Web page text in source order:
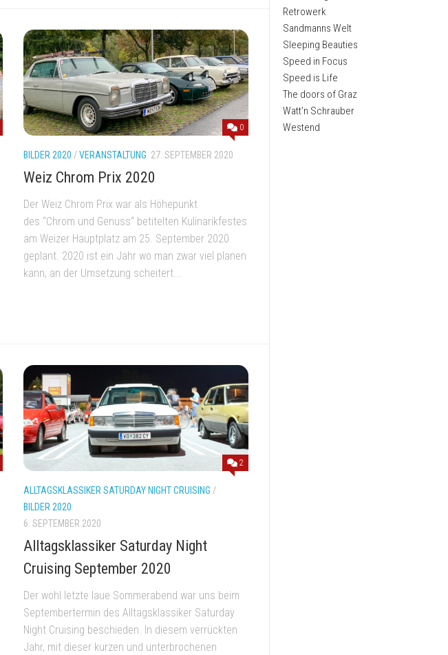
0
BILDER 2020 /VERANSTALTUNG 27. SEPTEMBER 2020
Weiz Chrom Prix 2020
Der Weiz Chrom Prix war als Höhepunkt
des “Chrom und Genuss“ betitelten Kulinarikfestes
am Weizer Hauptplatz am 25. September 2020
geplant. 2020 ist ein Jahr wo man zwar viel planen
kann, an der Umsetzung scheitert...
2
ALLTAGSKLASSIKER SATURDAY NIGHT CRUISING /
BILDER 2020
6. SEPTEMBER 2020
Alltagsklassiker Saturday Night
Cruising September 2020
Der wohl letzte laue Sommerabend war uns beim
Septembertermin des Alltagsklassiker Saturday
Night Cruising beschieden. In diesem verrückten
Jahr, mit dieser kurzen und unterbrochenen
Retrowerk
Sandmanns Welt
Sleeping Beauties
Speed in Focus
Speed is Life
The doors of Graz
Watt’n Schrauber
Westend